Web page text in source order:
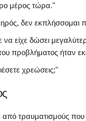
μέρος τώρα."
δεν εκπλήσσομαι
είχε δώσει
προβλήματος ήταν
χρεώσεις;"
από τραυματισμούς